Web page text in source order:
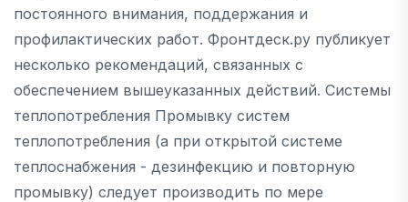
постоянного внимания, поддержания и
профилактических работ. Фронтдеск.ру публикует
несколько рекомендаций, связанных с
обеспечением вышеуказанных действий. Системы
теплопотребления Промывку систем
теплопотребления (а при открытой системе
теплоснабжения - дезинфекцию и повторную
промывку) следует производить по мере